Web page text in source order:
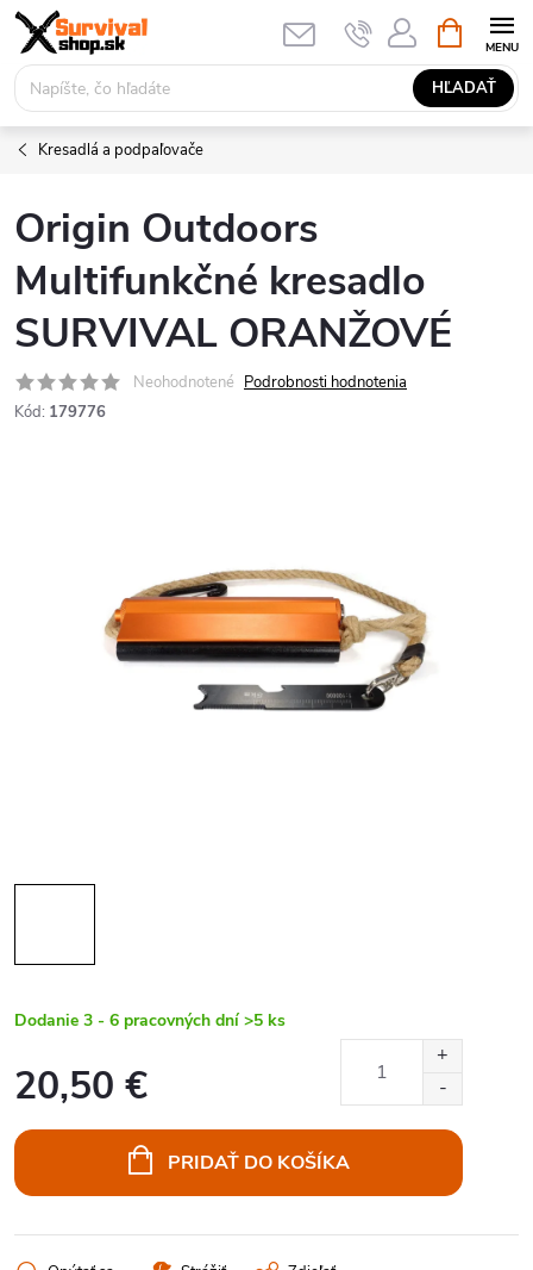
Prejsť
obsah
HĽADAŤ
KOŠÍK
Kresadlá a podpaľovače
Origin Outdoors
Multifunkčné kresadlo
SURVIVAL ORANŽOVÉ
Neohodnotené Podrobnosti hodnotenia
Kód: 179776
Dodanie 3 - 6 pracovných dní >5 ks
20,50 €
cena:
PRIDAŤ DO KOŠÍKA